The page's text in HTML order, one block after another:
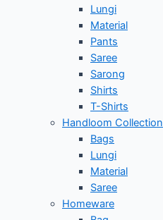
Lungi
Material
Pants
Saree
Sarong
Shirts
T-Shirts
Handloom Collection
Bags
Lungi
Material
Saree
Homeware